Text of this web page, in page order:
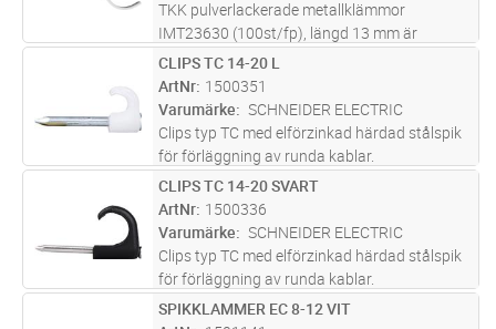
TKK pulverlackerade metallklämmor
IMT23630 (100st/fp), längd 13 mm är
avsedda för utanpåliggande installationer av
elektriska kablar både inomhus och utomhus:
rund kabel (10-14 mm diameter). Klämman
...läs mer
FP Lägg i kundvagn
CLIPS TC 14-20 L
ArtNr 1500351
Varumärke
SCHNEIDER ELECTRIC
Clips typ TC med elförzinkad härdad stålspik
för förläggning av runda kablar.
FP Lägg i kundvagn
CLIPS TC 14-20 SVART
ArtNr 1500336
Varumärke
SCHNEIDER ELECTRIC
Clips typ TC med elförzinkad härdad stålspik
för förläggning av runda kablar.
FP Lägg i kundvagn
SPIKKLAMMER EC 8-12 VIT